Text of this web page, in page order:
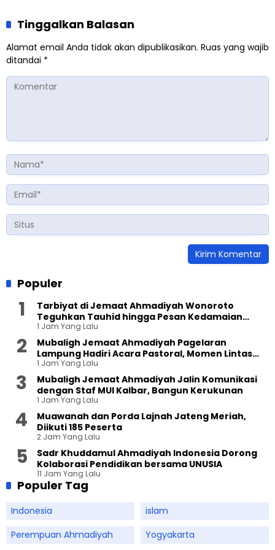
Tinggalkan Balasan
Alamat email Anda tidak akan dipublikasikan. Ruas yang wajib
ditandai *
Populer
Tarbiyat di Jemaat Ahmadiyah Wonoroto
Teguhkan Tauhid hingga Pesan Kedamaian
Islam
1 Jam Yang Lalu
Mubaligh Jemaat Ahmadiyah Pagelaran
Lampung Hadiri Acara Pastoral, Momen Lintas
Agama Penuh Keakraban
1 Jam Yang Lalu
Mubaligh Jemaat Ahmadiyah Jalin Komunikasi
dengan Staf MUI Kalbar, Bangun Kerukunan
1 Jam Yang Lalu
Muawanah dan Porda Lajnah Jateng Meriah,
Diikuti 185 Peserta
2 Jam Yang Lalu
Sadr Khuddamul Ahmadiyah Indonesia Dorong
Kolaborasi Pendidikan bersama UNUSIA
11 Jam Yang Lalu
Populer Tag
Indonesia
islam
Perempuan Ahmadiyah
Yogyakarta